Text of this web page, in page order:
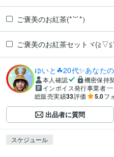
ご褒美のお紅茶(*´˘`*）
ご褒美のお紅茶セットヾ
ゆいと☘20代✨あなた
本人確認
機密保持
インボイス発行事業者
総販売実績33評価 5.0フ
出品者に質問
スケジュール